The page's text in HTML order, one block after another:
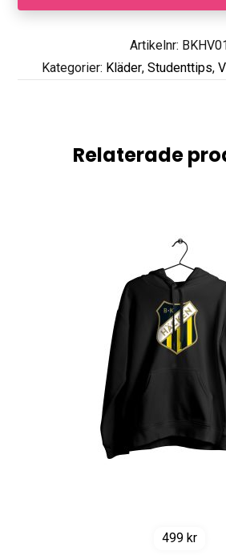
Artikelnr:
Kategorier: Kläder, Studenttips,
Relaterade
499 kr